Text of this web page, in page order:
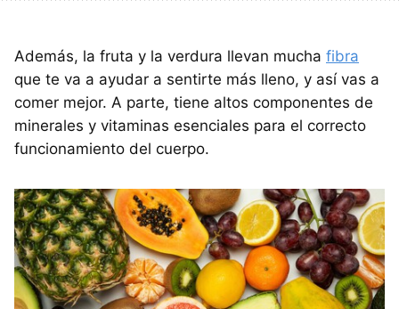
Además, la fruta y la verdura llevan mucha fibra
que te va a ayudar a sentirte más lleno, y así vas a
comer mejor. A parte, tiene altos componentes de
minerales y vitaminas esenciales para el correcto
funcionamiento del cuerpo.